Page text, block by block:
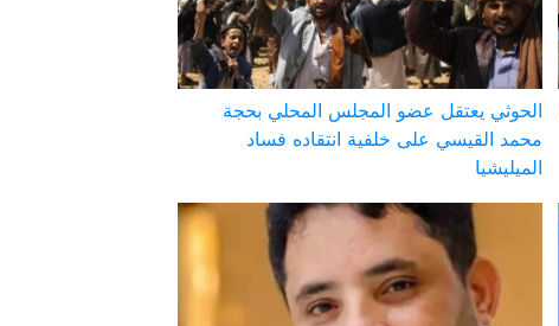
الحوثي يعتقل عضو المجلس المحلي بحجة
محمد القيسي على خلفية انتقاده فساد
الميليشيا